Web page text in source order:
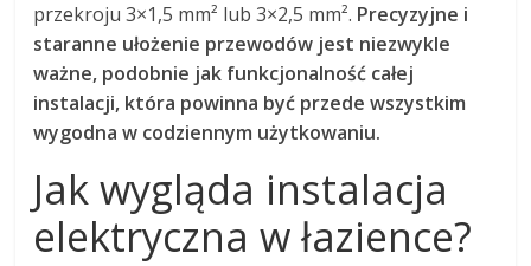
przekroju 3×1,5 mm² lub 3×2,5 mm². Precyzyjne i
staranne ułożenie przewodów jest niezwykle
ważne, podobnie jak funkcjonalność całej
instalacji, która powinna być przede wszystkim
wygodna w codziennym użytkowaniu.
Jak wygląda instalacja
elektryczna w łazience?